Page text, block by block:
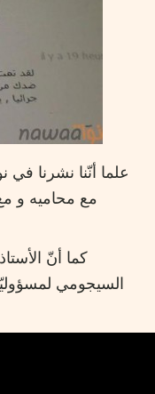
علما أنّنا نشرنا في
مع محاميه و مع
كما أنّ
السيجومي